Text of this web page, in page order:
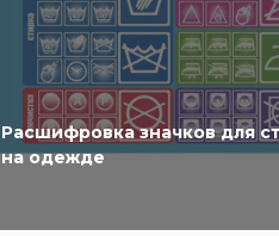
Расшифровка значков для
на одежде